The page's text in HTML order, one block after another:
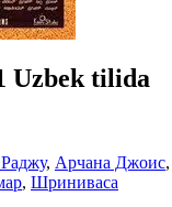
Uzbek tilida
, Арчана Джоис,
, Шриниваса